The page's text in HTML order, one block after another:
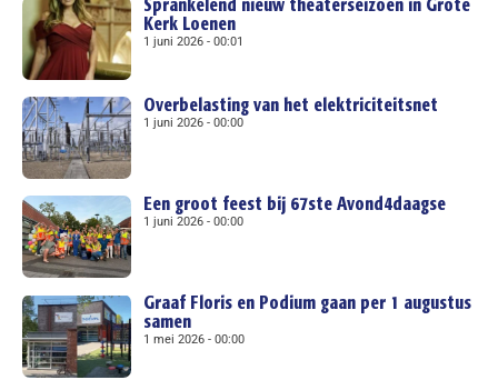
Sprankelend nieuw theaterseizoen in Grote
Kerk Loenen
1 juni 2026 00:01
Overbelasting van het elektriciteitsnet
1 juni 2026 00:00
Een groot feest bij 67ste Avond4daagse
1 juni 2026 00:00
Graaf Floris en Podium gaan per 1 augustus
samen
1 mei 2026 00:00